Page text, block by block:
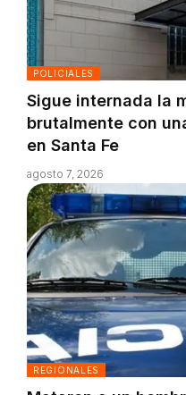
POLICIALES
Sigue internada la
brutalmente con
en Santa Fe
agosto 7, 2026
REGIONALES